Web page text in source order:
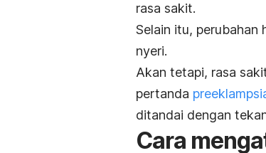
rasa sakit.
Selain itu, perubahan
nyeri.
Akan tetapi, rasa
pertanda
ditandai dengan
Cara